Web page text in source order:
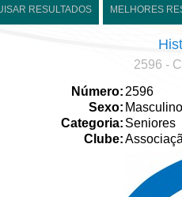
RESULTADOS MELHORES
2596 -
Número: 2596
Sexo: Masculino
Categoria: Seniores
Clube: